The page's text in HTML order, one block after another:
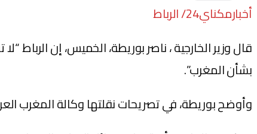
أخبارمكناي24/ الرباط
قال وزير الخارجية ، ناصر بوريطة، الخميس، إن الرباط
بشأن المغرب”.
وأوضح بوريطة، في تصريحات نقلتها وكالة المغرب